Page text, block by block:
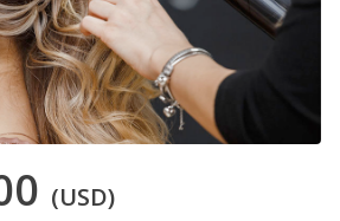
(USD)